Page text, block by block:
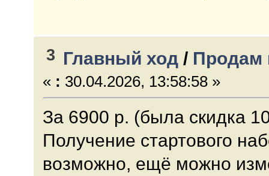
3 Главный ход / Продам
« : 30.04.2026, 13:58:58 »
За 6900 р. (была скидка
Получение стартового
возможно, ещё можно